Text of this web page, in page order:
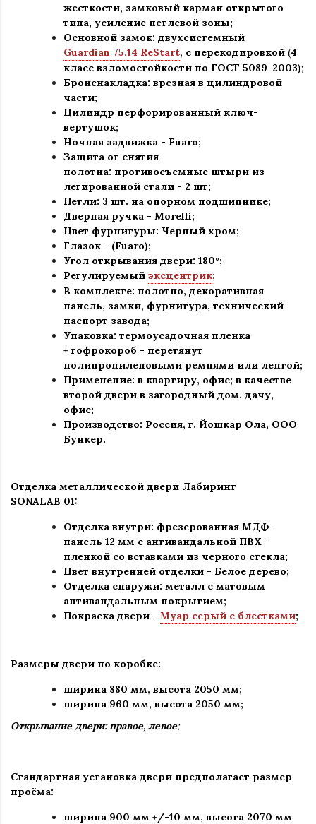
жесткости, замковый карман открытого
типа, усиление петлевой зоны;
Основной замок: двухсистемный
Guardian 75.14 ReStart, с перекодировкой (4
класс взломостойкости по ГОСТ 5089-2003);
Броненакладка: врезная в цилиндровой
части;
Цилиндр перфорированный ключ-
вертушок;
Ночная задвижка - Fuaro;
Защита от снятия
полотна: противосъемные штыри из
легированной стали - 2 шт;
Петли: 3 шт. на опорном подшипнике;
Дверная ручка - Morelli;
Цвет фурнитуры: Черный хром;
Глазок - (Fuaro);
Угол открывания двери: 180°;
Регулируемый эксцентрик;
В комплекте: полотно, декоративная
панель, замки, фурнитура, технический
паспорт завода;
Упаковка: термоусадочная пленка
+ гофрокороб - перетянут
полипропиленовыми ремнями или лентой;
Применение: в квартиру, офис; в качестве
второй двери в загородный дом. дачу,
офис;
Производство: Россия, г. Йошкар Ола, ООО
Бункер.
Отделка металлической двери Лабиринт
SONALAB 01:
Отделка внутри: фрезерованная МДФ-
панель 12 мм с антивандальной ПВХ-
пленкой со вставками из черного стекла;
Цвет внутренней отделки - Белое дерево;
Отделка снаружи: металл с матовым
антивандальным покрытием;
Покраска двери - Муар серый с блестками;
Размеры двери по коробке:
ширина 880 мм, высота 2050 мм;
ширина 960 мм, высота 2050 мм;
Открывание двери: правое, левое;
Стандартная установка двери предполагает размер
проёма:
ширина 900 мм +/-10 мм, высота 2070 мм